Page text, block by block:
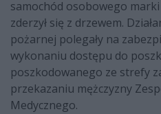
samochód osobowego
zderzył się z drzewem.
pożarnej polegały na
wykonaniu dostępu do
poszkodowanego ze strefy
przekazaniu mężczyzny
Medycznego.